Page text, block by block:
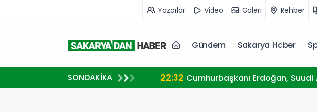
Yazarlar Video Galeri Rehber
Gündem Sakarya Haber
SONDAKİKA 22:32 Cumhurbaşkanı Erdoğan,